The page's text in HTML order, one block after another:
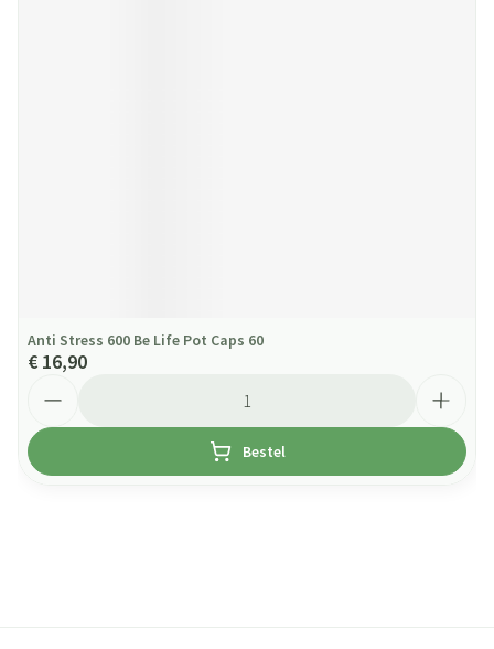
Anti Stress 600 Be Life Pot Caps 60
€ 16,90
Bestel